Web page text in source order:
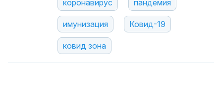
коронавирус пандемия
имунизация Ковид-19
ковид зона